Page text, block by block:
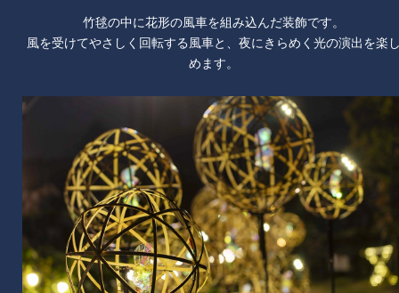
⽵毬の中に花形の風車を組み込んだ装飾です。
風を受けてやさしく回転する風車と、夜にきらめく光の演出を楽
めます。